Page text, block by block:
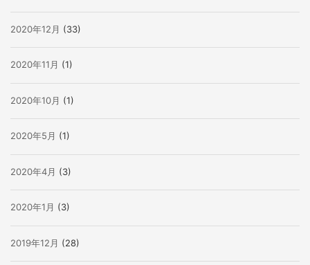
2020年12月 (33)
2020年11月 (1)
2020年10月 (1)
2020年5月 (1)
2020年4月 (3)
2020年1月 (3)
2019年12月 (28)